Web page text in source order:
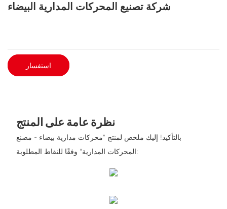
شركة تصنيع المحركات المدارية البيضاء
استفسار
نظرة عامة على المنتج
بالتأكيد! إليك ملخص لمنتج "محركات مدارية بيضاء - مصنع
المحركات المدارية" وفقًا للنقاط المطلوبة: